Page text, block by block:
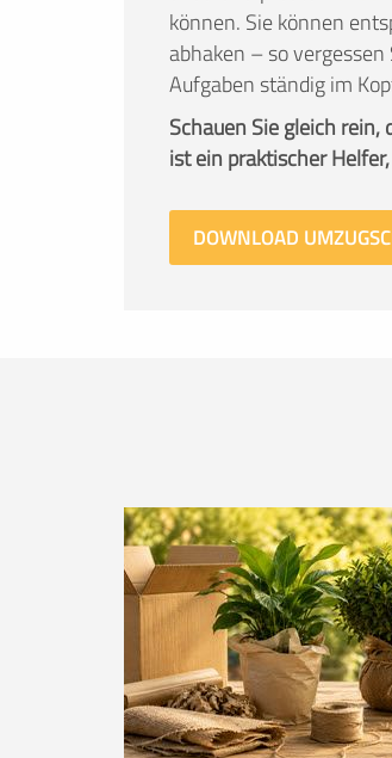
können. Sie können
abhaken – so
Aufgaben ständig im
Schauen Sie gleich
ist ein praktischer
DOWNLOAD